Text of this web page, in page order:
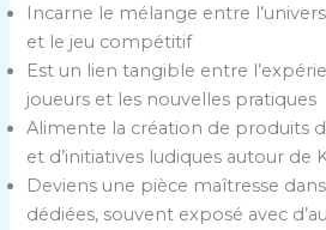
Incarne le mélange entre
et le jeu compétitif
Est un lien tangible entre
joueurs et les nouvelles pratiques
Alimente la création de produits
et d’initiatives ludiques autour de
Deviens une pièce maîtresse
dédiées, souvent exposé avec